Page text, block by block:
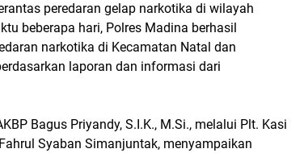
peredaran gelap narkotika di wilayah
beberapa hari, Polres Madina berhasil
narkotika di Kecamatan Natal dan
laporan dan informasi dari
Bagus Priyandy, S.I.K., M.Si., melalui Plt. Kasi
Syaban Simanjuntak, menyampaikan